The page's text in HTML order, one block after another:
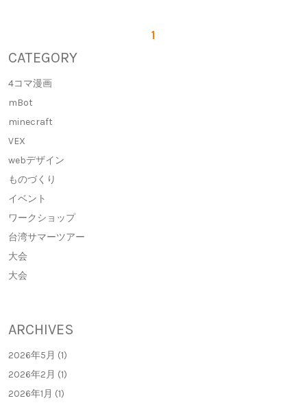
1
CATEGORY
4コマ漫画
mBot
minecraft
VEX
webデザイン
ものづくり
イベント
ワークショップ
台湾サマーツアー
大会
大会
ARCHIVES
2026年5月 (1)
2026年2月 (1)
2026年1月 (1)